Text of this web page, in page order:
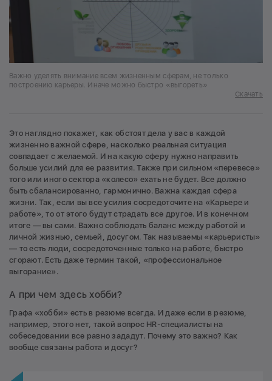
Важно уделять внимание всем жизненным сферам, не только
построению карьеры. Иначе можно быстро «выгореть»
Скачать
Это наглядно покажет, как обстоят дела у вас в каждой
жизненно важной сфере, насколько реальная ситуация
совпадает с желаемой. И на какую сферу нужно направить
больше усилий для ее развития. Также при сильном «перевесе»
того или иного сектора «колесо» ехать не будет. Все должно
быть сбалансированно, гармонично. Важна каждая сфера
жизни. Так, если вы все усилия сосредоточите на «Карьере и
работе», то от этого будут страдать все другое. И в конечном
итоге — вы сами. Важно соблюдать баланс между работой и
личной жизнью, семьей, досугом. Так называемы «карьеристы»
— то есть люди, сосредоточенные только на работе, быстро
сгорают. Есть даже термин такой, «профессиональное
выгорание».
А при чем здесь хобби?
Графа «хобби» есть в резюме всегда. И даже если в резюме,
например, этого нет, такой вопрос HR-специалисты на
собеседовании все равно зададут. Почему это важно? Как
вообще связаны работа и досуг?